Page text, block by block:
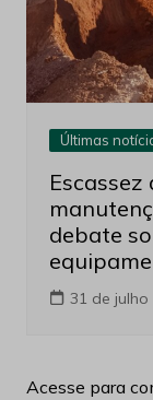
Últimas
debate
31 de julho
Acesse para